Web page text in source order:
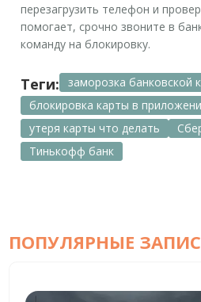
перезагрузить телефон и
помогает, срочно звоните в
команду на блокировку.
Теги:
заморозка банковской
блокировка карты в
утеря карты что делать
Тинькофф банк
ПОПУЛЯРНЫЕ